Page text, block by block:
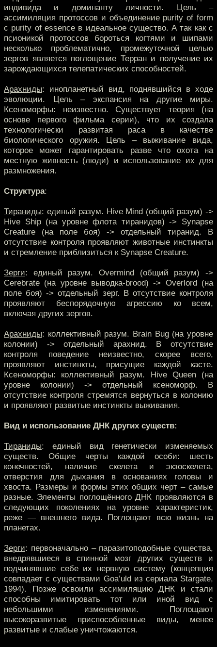
индивида и доминанту личности. Цель –
ассимиляция протоссов и объединение purity of form
с purity of essence в идеальное существо. А так как с
псионикой протоссов бороться когтями и шипами
несколько проблематично, промежуточной целью
зергов является поглощение Терран и получение их
зарождающихся телепатических способностей.
Арахниды: инопланетный вид, поднявшийся в ходе
эволюции. Цель – экспансия на другие миры.
Ксеноморфы: неизвестно. Существует теория (на
основе первого фильма серии), что их создала
технологически развитая раса в качестве
биологического оружия. Цель – выживание вида,
которое может гарантировать разве что охота на
местную живность (люди) и использование их для
размножения.
Структура:
Тираниды: единый разум. Hive Mind (общий разум) ->
Hive Ship (на уровне флота тиранидов) -> Synapse
Creature (на поле боя) -> отдельный тиранид. В
отсутствие контроля проявляют животные инстинкты
и стремление приблизиться к Synapse Creature.
Зерги: единый разум. Overmind (общий разум) ->
Cerebrate (на уровне выводка-brood) -> Overlord (на
поле боя) -> отдельный зерг. В отсутствие контроля
проявляют беспорядочную агрессию ко всем,
включая других зергов.
Арахниды: коллективный разум. Brain Bug (на уровне
колонии) -> отдельный арахнид. В отсутствие
контроля поведение неизвестно, скорее всего,
проявляют инстинкты, присущие каждой касте.
Ксеноморфы: коллективный разум. Hive Queen (на
уровне колонии) -> отдельный ксеноморф. В
отсутствие контроля стремятся вернуться в колонию
и проявляют развитые инстинкты выживания.
Вид и использование ДНК других существ:
Тираниды: единый вид генетически изменяемых
существ. Общие черты каждой особи: шесть
конечностей, наличие скелета и экзоскелета,
отверстия для дыхания в основаниях головы и
хвоста. Размеры и формы этих общих черт – самые
разные. Элементы поглощённого ДНК проявляются в
следующих поколениях на уровне характеристик,
реже — внешнего вида. Поглощают всю жизнь на
планетах.
Зерги: первоначально – паразитоподобные существа,
внедрявшиеся в спинной мозг других существ и
подчинявшие себе их нервную систему (концепция
совпадает с существами Goa’uld из сериала Stargate,
1994). Позже освоили ассимиляцию ДНК и стали
способны имитировать тот или иной вид с
небольшими изменениями. Поглощают
высокоразвитые приспособленные виды, менее
развитые и слабые уничтожаются.